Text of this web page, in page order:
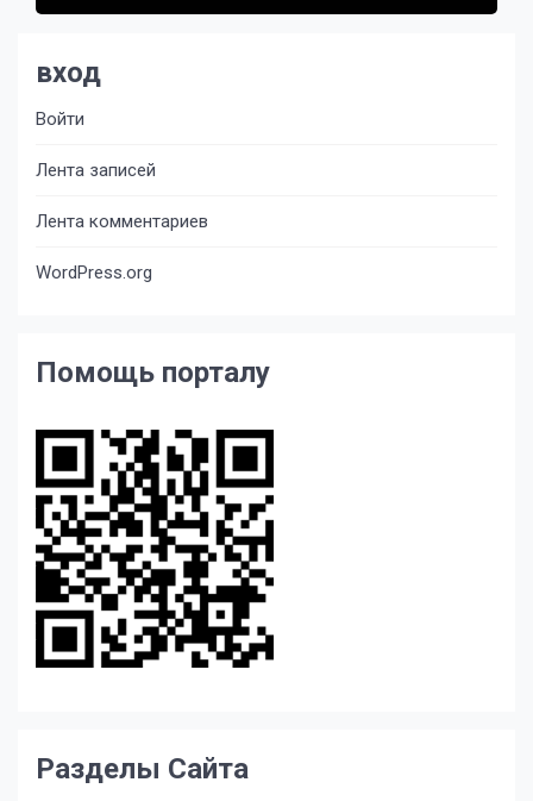
вход
Войти
Лента записей
Лента комментариев
WordPress.org
Помощь порталу
Разделы Сайта